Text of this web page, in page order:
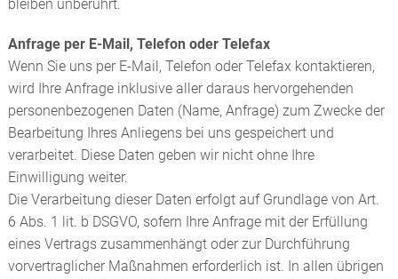
bleiben unberührt.
Anfrage per E-Mail, Telefon oder Telefax
Wenn Sie uns per E-Mail, Telefon oder Telefax kontaktieren,
wird Ihre Anfrage inklusive aller daraus hervorgehenden
personenbezogenen Daten (Name, Anfrage) zum Zwecke der
Bearbeitung Ihres Anliegens bei uns gespeichert und
verarbeitet. Diese Daten geben wir nicht ohne Ihre
Einwilligung weiter.
Die Verarbeitung dieser Daten erfolgt auf Grundlage von Art.
6 Abs. 1 lit. b DSGVO, sofern Ihre Anfrage mit der Erfüllung
eines Vertrags zusammenhängt oder zur Durchführung
vorvertraglicher Maßnahmen erforderlich ist. In allen übrigen